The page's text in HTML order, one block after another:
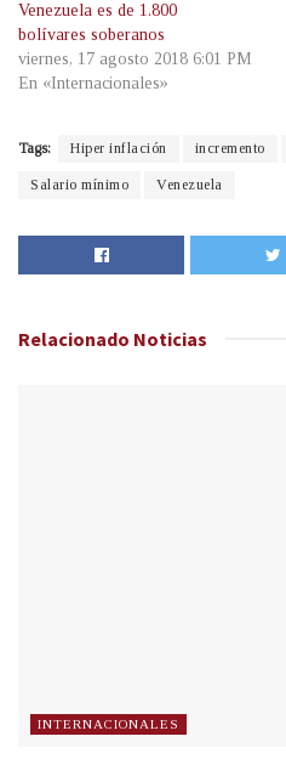
Venezuela es de 1.800
bolívares soberanos
viernes, 17 agosto 2018 6:01 PM
En «Internacionales»
Tags: Hiper inflación incremento
Salario mínimo Venezuela
Relacionado Noticias
INTERNACIONALES